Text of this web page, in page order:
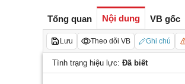
Tổng quan Nội dung VB gốc
Lưu Theo dõi VB Ghi chú
Tình trạng hiệu lực: Đã biết